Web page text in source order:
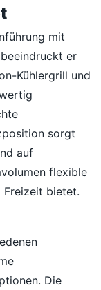
mit
er
Kühlergrill und
sorgt
auf
flexible
bietet.
Die